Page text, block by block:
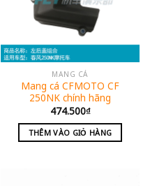
MANG CÁ
Mang cá CFMOTO CF
250NK chính hãng
474.500₫
THÊM VÀO GIỎ HÀNG